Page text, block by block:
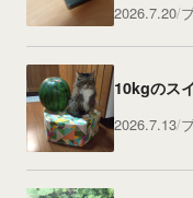
2026.7.20
10kgのス
2026.7.13